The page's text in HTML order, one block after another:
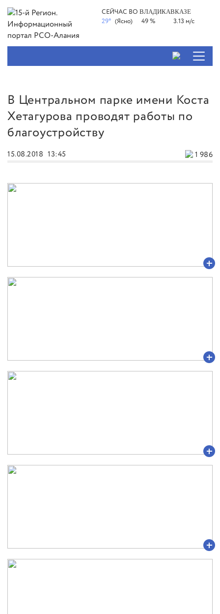
СЕЙЧАС ВОВЛАДИКАВКАЗЕ
29° (Ясно) 49 % 3.13 м/с
В Центральном парке имени Коста
Хетагурова проводят работы по
благоустройству
15.08.2018 13:45 1 986